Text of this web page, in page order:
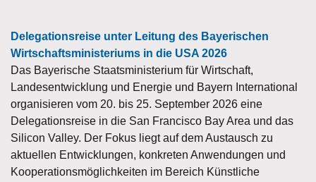
Delegationsreise unter Leitung des Bayerischen
Wirtschaftsministeriums in die USA 2026
Das Bayerische Staatsministerium für Wirtschaft,
Landesentwicklung und Energie und Bayern International
organisieren vom 20. bis 25. September 2026 eine
Delegationsreise in die San Francisco Bay Area und das
Silicon Valley. Der Fokus liegt auf dem Austausch zu
aktuellen Entwicklungen, konkreten Anwendungen und
Kooperationsmöglichkeiten im Bereich Künstliche